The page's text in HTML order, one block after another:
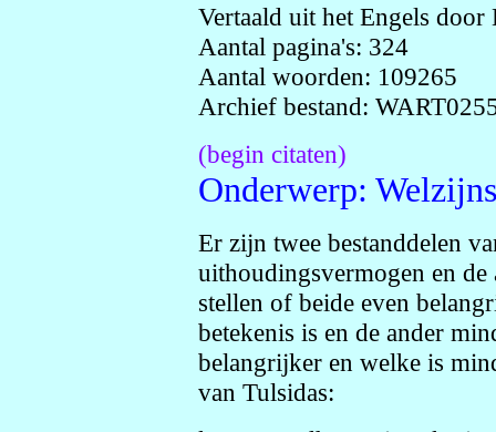
Vertaald uit het Engels
Aantal pagina's: 324
Aantal woorden: 109265
Archief bestand:
(begin citaten)
Onderwerp:
Er zijn twee bestanddelen
uithoudingsvermogen en de
stellen of beide even
betekenis is en de ander
belangrijker en welke is
van Tulsidas: